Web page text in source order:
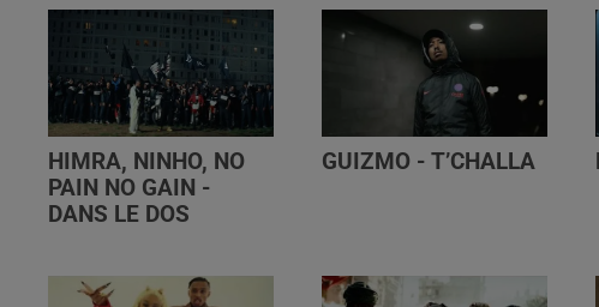
HIMRA, NINHO, NO
PAIN NO GAIN -
DANS LE DOS
GUIZMO - T’CHALLA